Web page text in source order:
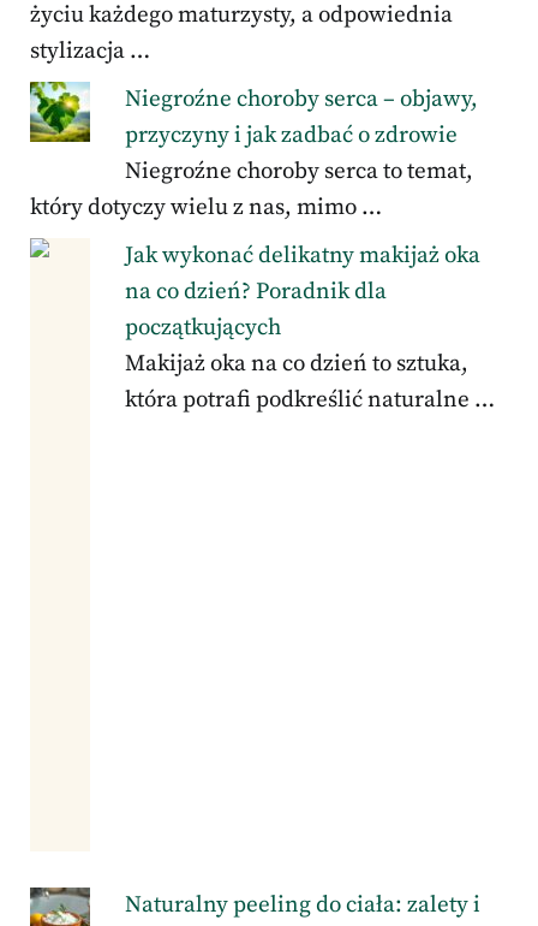
życiu każdego maturzysty, a odpowiednia
stylizacja …
Niegroźne choroby serca – objawy,
przyczyny i jak zadbać o zdrowie
Niegroźne choroby serca to temat,
który dotyczy wielu z nas, mimo …
Jak wykonać delikatny makijaż oka
na co dzień? Poradnik dla
początkujących
Makijaż oka na co dzień to sztuka,
która potrafi podkreślić naturalne …
Naturalny peeling do ciała: zalety i